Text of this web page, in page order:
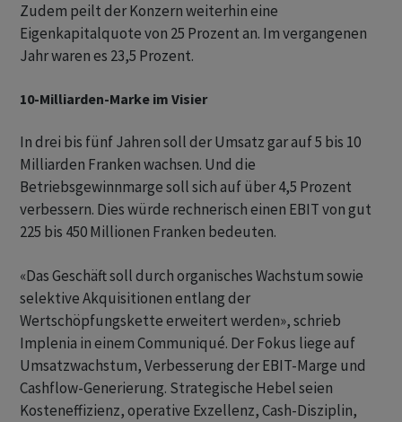
Zudem peilt der Konzern weiterhin eine
Eigenkapitalquote von 25 Prozent an. Im vergangenen
Jahr waren es 23,5 Prozent.
10-Milliarden-Marke im Visier
In drei bis fünf Jahren soll der Umsatz gar auf 5 bis 10
Milliarden Franken wachsen. Und die
Betriebsgewinnmarge soll sich auf über 4,5 Prozent
verbessern. Dies würde rechnerisch einen EBIT von gut
225 bis 450 Millionen Franken bedeuten.
«Das Geschäft soll durch organisches Wachstum sowie
selektive Akquisitionen entlang der
Wertschöpfungskette erweitert werden», schrieb
Implenia in einem Communiqué. Der Fokus liege auf
Umsatzwachstum, Verbesserung der EBIT-Marge und
Cashflow-Generierung. Strategische Hebel seien
Kosteneffizienz, operative Exzellenz, Cash-Disziplin,